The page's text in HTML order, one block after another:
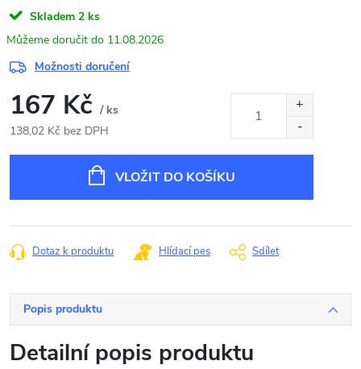
Skladem 2 ks
11.08.2026
Možnosti doručení
167 Kč / ks
138,02 Kč bez DPH
VLOŽIT DO KOŠÍKU
Dotaz k produktu Hlídací pes Sdílet
Popis produktu
Detailní popis produktu